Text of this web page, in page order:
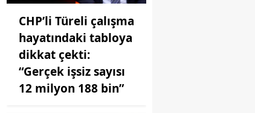
CHP’li Türeli çalışma
hayatındaki tabloya
dikkat çekti:
“Gerçek işsiz sayısı
12 milyon 188 bin”